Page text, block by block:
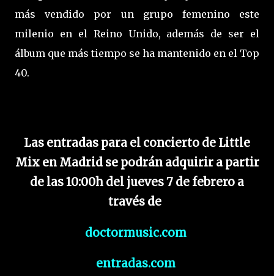
más vendido por un grupo femenino este
milenio en el Reino Unido, además de ser el
álbum que más tiempo se ha mantenido en el Top
40.
Las entradas para el concierto de Little
Mix en Madrid se podrán adquirir a partir
de las 10:00h del jueves 7 de febrero a
través de
doctormusic.com
entradas.com